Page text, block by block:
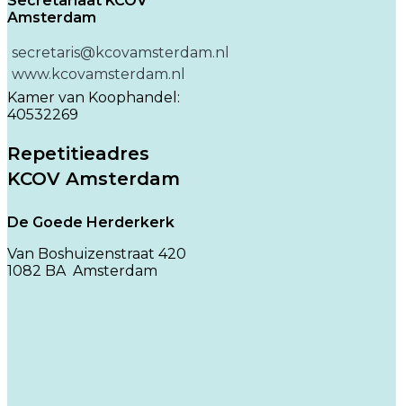
Amsterdam
secretaris@kcovamsterdam.nl
www.kcovamsterdam.nl
Kamer van Koophandel:
40532269
Repetitieadres
KCOV Amsterdam
De Goede Herderkerk
Van Boshuizenstraat 420
1082 BA Amsterdam